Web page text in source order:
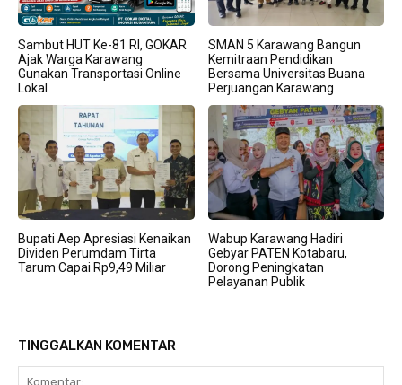
Sambut HUT Ke-81 RI, GOKAR
Ajak Warga Karawang
Gunakan Transportasi Online
Lokal
SMAN 5 Karawang Bangun
Kemitraan Pendidikan
Bersama Universitas Buana
Perjuangan Karawang
Bupati Aep Apresiasi Kenaikan
Dividen Perumdam Tirta
Tarum Capai Rp9,49 Miliar
Wabup Karawang Hadiri
Gebyar PATEN Kotabaru,
Dorong Peningkatan
Pelayanan Publik
TINGGALKAN KOMENTAR